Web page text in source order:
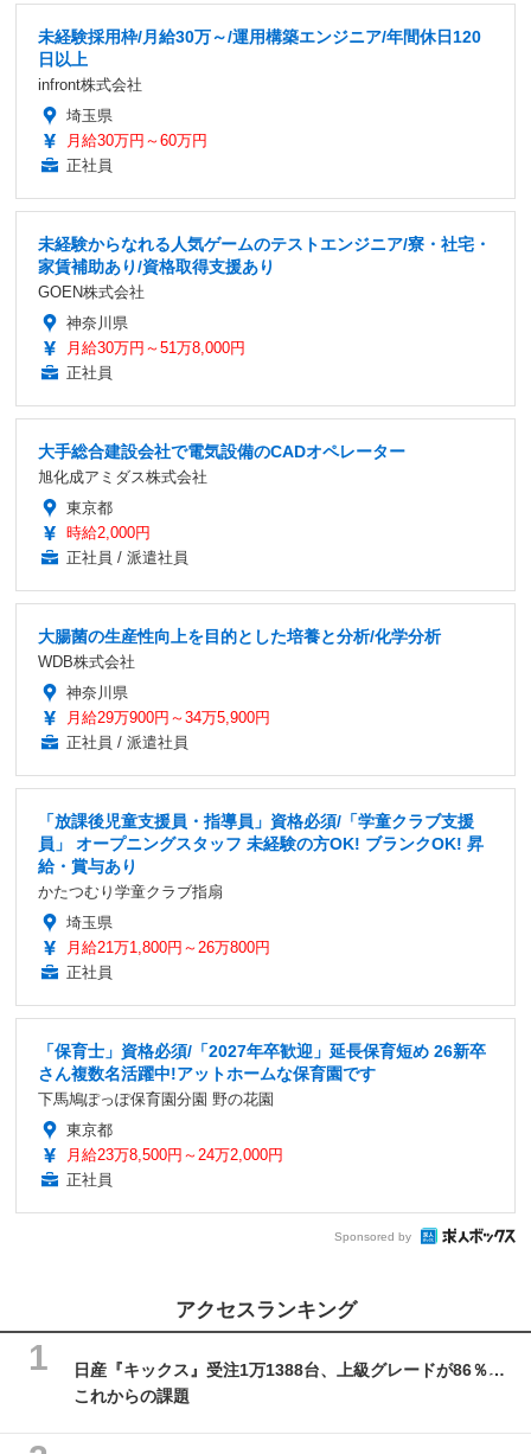
未経験採用枠/月給30万～/運用構築エンジニア/年間休日120
日以上
infront株式会社
埼玉県
月給30万円～60万円
正社員
未経験からなれる人気ゲームのテストエンジニア/寮・社宅・
家賃補助あり/資格取得支援あり
GOEN株式会社
神奈川県
月給30万円～51万8,000円
正社員
大手総合建設会社で電気設備のCADオペレーター
旭化成アミダス株式会社
東京都
時給2,000円
正社員 / 派遣社員
大腸菌の生産性向上を目的とした培養と分析/化学分析
WDB株式会社
神奈川県
月給29万900円～34万5,900円
正社員 / 派遣社員
「放課後児童支援員・指導員」資格必須/「学童クラブ支援
員」 オープニングスタッフ 未経験の方OK! ブランクOK! 昇
給・賞与あり
かたつむり学童クラブ指扇
埼玉県
月給21万1,800円～26万800円
正社員
「保育士」資格必須/「2027年卒歓迎」延長保育短め 26新卒
さん複数名活躍中!アットホームな保育園です
下馬鳩ぽっぽ保育園分園 野の花園
東京都
月給23万8,500円～24万2,000円
正社員
Sponsored by
アクセスランキング
日産『キックス』受注1万1388台、上級グレードが86％…
これからの課題